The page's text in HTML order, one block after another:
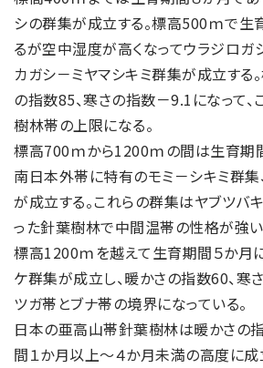
シの群集が成立する。標高500ｍで生
るが空中湿度が高くなってウラジロガ
カガシ－ミヤマシキミ群集が成立する
の指数85、寒さの指数－9.1になって
樹林帯の上限になる。
標高700ｍから1200ｍの間は生育期
南日本外帯に特有のモミ－シキミ群集
が成立する。これらの群集はヤブツバ
った針葉樹林で中間温帯の性格が強い
標高1200ｍを越えて生育期間５か月
ケ群集が成立し、暖かさの指数60、
ツガ帯とブナ帯の境界になっている。
日本の亜高山帯針葉樹林は暖かさの
間１か月以上～４か月未満の高度に成